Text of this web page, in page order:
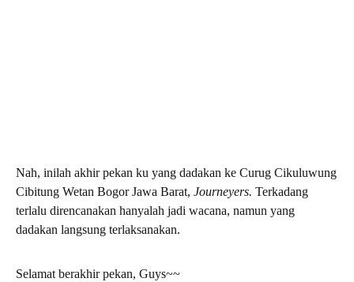
Nah, inilah akhir pekan ku yang dadakan ke Curug Cikuluwung
Cibitung Wetan Bogor Jawa Barat, Journeyers. Terkadang
terlalu direncanakan hanyalah jadi wacana, namun yang
dadakan langsung terlaksanakan.
Selamat berakhir pekan, Guys~~